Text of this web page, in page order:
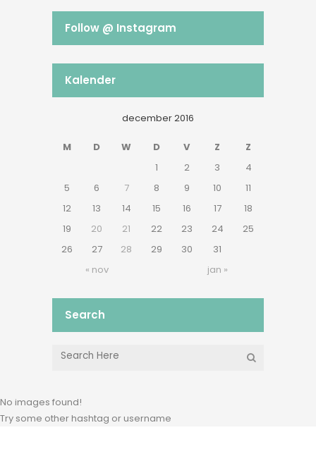
Follow @ Instagram
Kalender
december 2016
M D W D V Z Z
« nov jan »
1 2 3
4
5
6 7 8 9 10
11
12
13 14 15 16 17
18
19
20 21 22 23 24
25
26
27 28 29 30 31
Search
No images found!
Try some other hashtag or username